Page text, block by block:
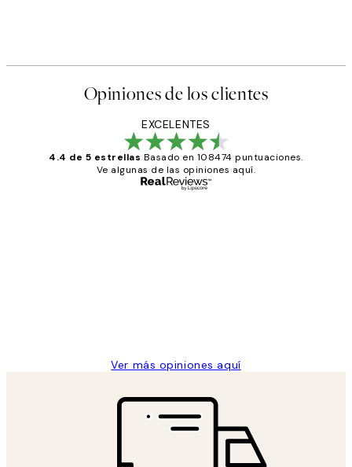
Opiniones de los clientes
EXCELENTES
4.4 de 5 estrellas Basado en 108474 puntuaciones.
Ve algunas de las opiniones aquí.
Ver más opiniones aquí